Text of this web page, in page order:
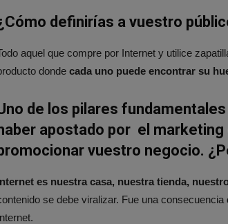
definirías a vuestro
aquel que compre por Internet y utilice
donde cada uno puede encontrar su
de los pilares
haber apostado por el
vuestro negocio.
es nuestra casa, nuestra tienda,
se debe viralizar. Fue una